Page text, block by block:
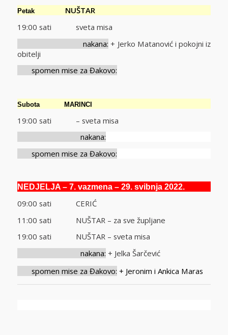
Petak NUŠTAR
19:00 sati sveta misa
nakana: + Jerko Matanović i pokojni iz
obitelji
spomen mise za Đakovo:
Subota MARINCI
19:00 sati – sveta misa
nakana:
spomen mise za Đakovo:
NEDJELJA – 7. vazmena – 29. svibnja 2022.
09:00 sati CERIĆ
11:00 sati NUŠTAR – za sve župljane
19:00 sati NUŠTAR – sveta misa
nakana: + Jelka Šarčević
spomen mise za Đakovo: + Jeronim i Ankica Maras